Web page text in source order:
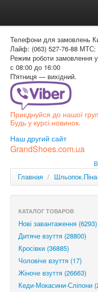
Доставка и оплата
Как заказать
Контакти
Таблиця розмірів
Вхід для покупця
Телефони для замовлень
Лайф: (063) 527-76-88 МТС:
Режим роботи замовлення
с 08:00 до 16:00
П'ятниця — вихідний.
Приєднуйся до нашої
Будь у курсі новинок.
Наш другий сайт
GrandShoes.com.ua
Главная /
КАТАЛОГ ТОВАРОВ
Нові завантаження (6293)
Дитяче взуття (28800)
Кросівки (36885)
Чоловіче взуття (17)
Жіноче взуття (26663)
Кеди-Мокасини-Сліпони